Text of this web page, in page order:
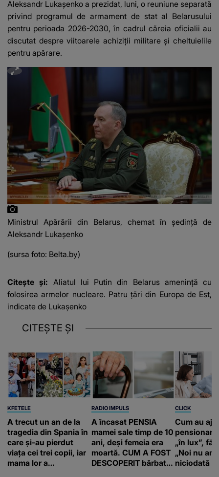
Aleksandr Lukașenko a prezidat, luni, o reuniune separată
privind programul de armament de stat al Belarusului
pentru perioada 2026-2030, în cadrul căreia oficialii au
discutat despre viitoarele achiziții militare și cheltuielile
pentru apărare.
Ministrul Apărării din Belarus, chemat în ședință de
Aleksandr Lukașenko
(sursa foto: Belta.by)
Citește și: Aliatul lui Putin din Belarus amenință cu
folosirea armelor nucleare. Patru țări din Europa de Est,
indicate de Lukașenko
CITEȘTE ȘI
KFETELE
A trecut un an de la
tragedia din Spania în
care și-au pierdut
viața cei trei copii, iar
mama lor a…
RADIO IMPULS
A încasat PENSIA
mamei sale timp de 10
ani, deși femeia era
moartă. CUM A FOST
DESCOPERIT bărbatul
CLICK
Cum au
pensionari
„în lux”,
„Noi nu
niciodată